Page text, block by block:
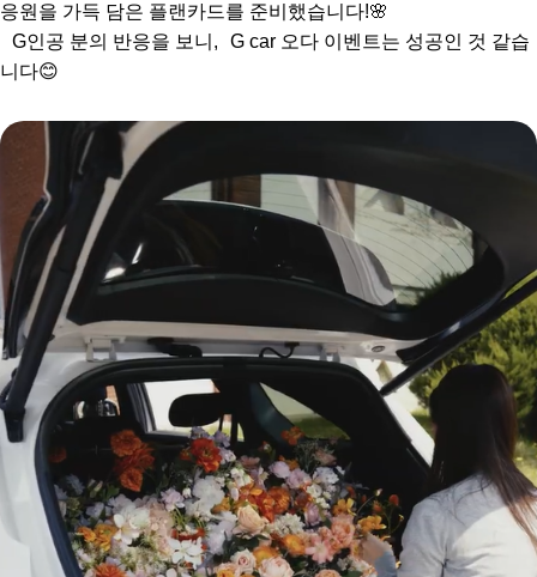
응원을 가득 담은 플랜카드를 준비했습니다!🌸
G인공 분의 반응을 보니, G car 오다 이벤트는 성공인 것 같습
니다😊